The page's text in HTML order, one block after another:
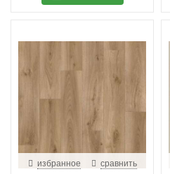
избранное сравнить